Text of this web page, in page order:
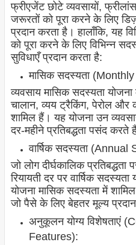
फ्रीएजेंट छोटे व्यवसायों,
जरूरतों को पूरा करने के लिए
प्रदान करता है। हालाँकि, यह
को पूरा करने के लिए विभिन्न
सुविधाएँ प्रदान करता है:
मासिक सदस्यता
व्यवसाय मासिक सदस्यता
चालान, व्यय ट्रैकिंग, पेरोल और
शामिल हैं। यह योजना उन
दर-महीने प्रतिबद्धता पसंद करते
वार्षिक सदस्यता
जो लोग दीर्घकालिक
रियायती दर पर वार्षिक
योजना मासिक सदस्यता में
जो पैसे के लिए बेहतर मूल्य
अनुकूलन योग्य विशेषताएं
Features):